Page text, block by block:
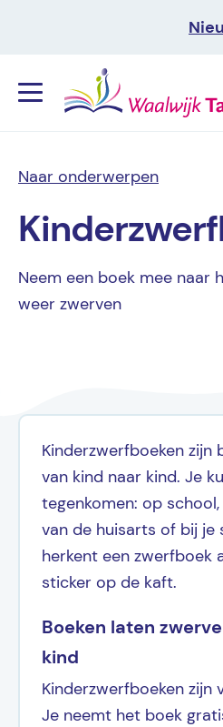
Menu
Naar onderwerpen
Neem een boek mee naar
weer zwerven
Kinderzwerfboeken zijn
van kind naar kind. Je
tegenkomen: op
van de huisarts of bij je
herkent een zwerfboek
sticker op de kaft.
Boeken laten
kind
Kinderzwerfboeken zijn
Je neemt het boek